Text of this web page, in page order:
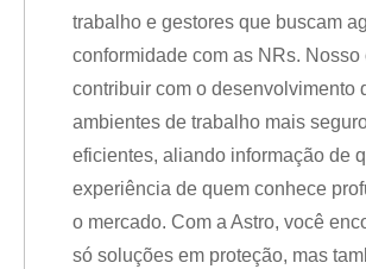
trabalho e gestores que buscam
conformidade com as NRs. Nosso
contribuir com o desenvolvimento
ambientes de trabalho mais
eficientes, aliando informação de
experiência de quem conhece
o mercado. Com a Astro, você
só soluções em proteção, mas